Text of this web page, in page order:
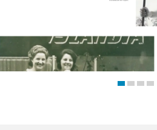
Blog
Contacto